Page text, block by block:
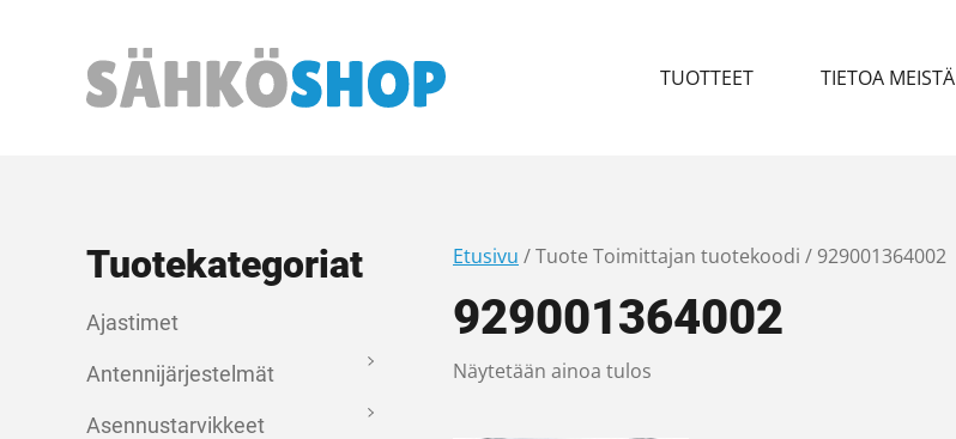
Päävalikko TUOTTEET TIETOA MEISTÄ
Tuotekategoriat
Ajastimet
Antennijärjestelmät
Asennustarvikkeet
Etusivu / Tuote Toimittajan tuotekoodi / 929001364002
929001364002
Näytetään ainoa tulos